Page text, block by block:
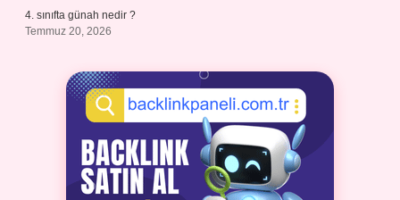
4. sınıfta günah nedir ?
Temmuz 20, 2026